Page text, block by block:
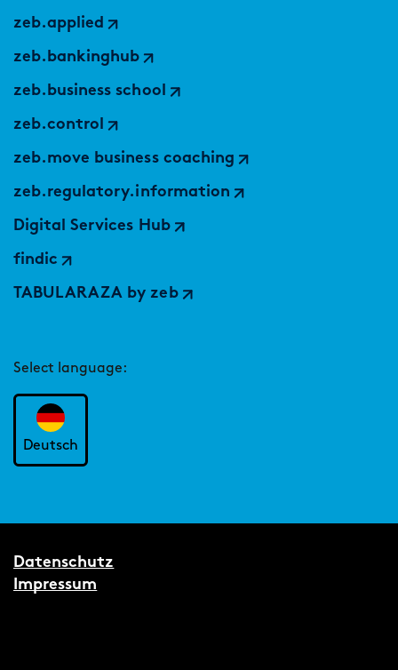
zeb.applied
zeb.bankinghub
zeb.business school
zeb.control
zeb.move business coaching
zeb.regulatory.information
Digital Services Hub
findic
TABULARAZA by zeb
Select language:
Deutsch
Datenschutz
Impressum